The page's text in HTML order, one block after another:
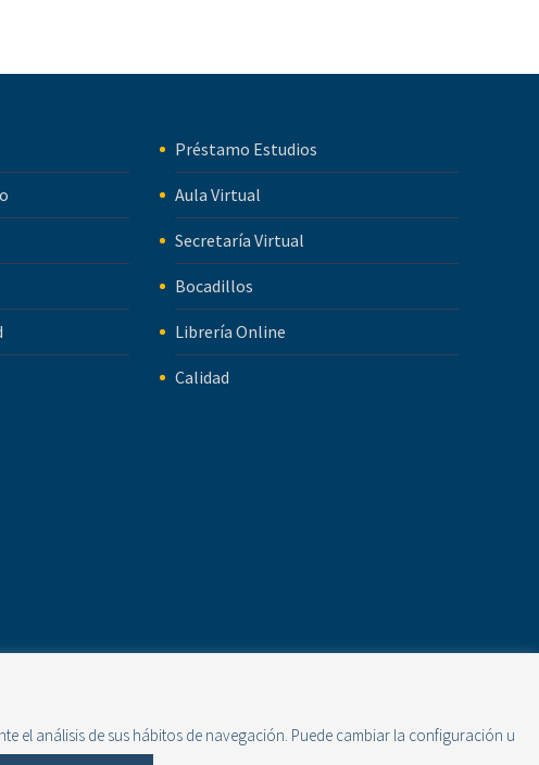
Préstamo Estudios
Aula Virtual
Secretaría Virtual
Bocadillos
Librería Online
Calidad
el análisis de sus hábitos de navegación. Puede cambiar la configuración u